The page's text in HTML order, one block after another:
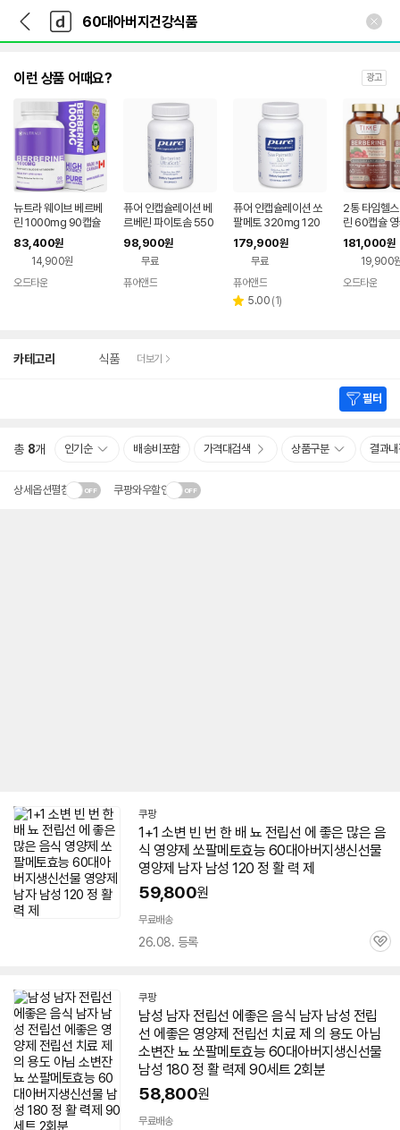
다
나
와
가
다
와
인
이런 상품 어때요? 광고
뉴트라 웨이브 베르베
린 1000mg 90캡슐
83,400원
14,900원
오드타운
퓨어 인캡슐레이션 베
르베린 파이토솜 550
mg 60캡슐 울트라소
브 berberine
98,900원
무료
퓨어앤드
퓨어 인캡슐레이션 쏘
팔메토 320mg 120
소프트젤 쏘팔매토 sa
w palmetto
179,900원
무료
페이
퓨어앤드
별 5.00 리
(1)
2통 타임헬
린 60캡슐
181,000원
19,900
오드타운
카테고리 식품 더보기
필터
총 8개 인기순 배송비포함 가격대검색 상품구분 결과
상세옵션펼침 쿠팡와우할인
쿠팡
1+1 소변 빈 번 한 배 뇨 전립선 에 좋은 많은 음
식 영양제 쏘팔메토효능 60대아버지생신선물
영양제 남자 남성 120 정 활 력 제
59,800원
무료배송
26.08. 등록
관
쿠팡
남성 남자 전립선 에좋은 음식 남자 남성 전립
선 에좋은 영양제 전립선 치료 제 의 용도 아님
소변잔 뇨 쏘팔메토효능 60대아버지생신선물
남성 180 정 활 력제 90세트 2회분
58,800원
무료배송